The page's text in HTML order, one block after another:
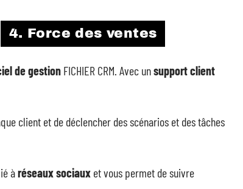
4. Force des ventes
de gestion FICHIER CRM. Avec unsupport client
client et de déclencher des scénarios et des tâches
àréseaux sociaux et vous permet de suivre